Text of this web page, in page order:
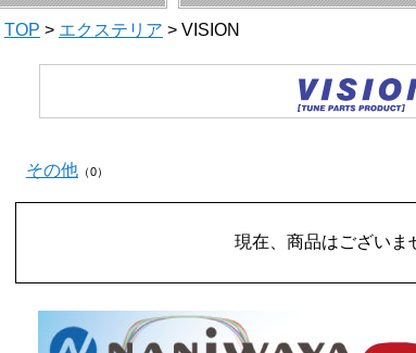
TOP > エクステリア > VISION
その他 （0）
現在、商品はございま